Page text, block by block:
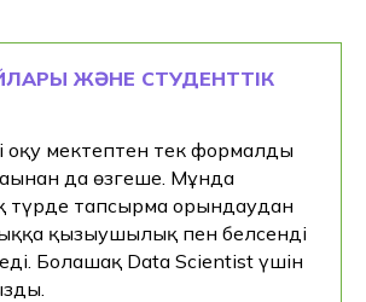
ЖӘНЕ СТУДЕНТТІК
оқу мектептен тек формалды
да өзгеше. Мұнда
түрде тапсырма орындаудан
қызығушылық пен белсенді
Болашақ Data Scientist үшін